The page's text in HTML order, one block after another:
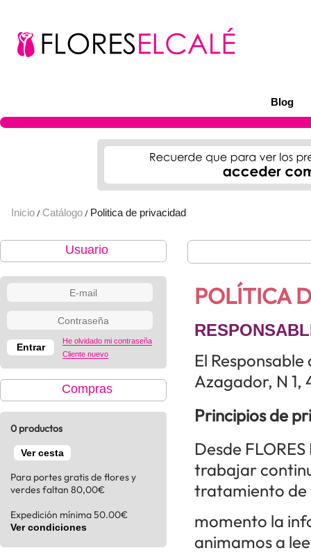
Blog
Inicio / Catálogo / Politica de privacidad
Usuario
He olvidado mi contraseña
Cliente nuevo
Compras
0 productos
Ver cesta
Para portes gratis de flores y
verdes faltan 80,00€
Expedición mínima 50.00€
Ver condiciones
POLÍTICA
El
Azagador, N 1,
Principios de
Desde
trabajar
tratamiento de
momento la
animamos a